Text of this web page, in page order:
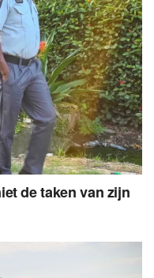
de taken van zijn